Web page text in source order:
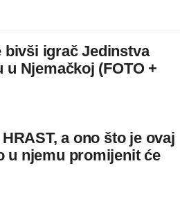
bivši igrač Jedinstva
Njemačkoj (FOTO +
a ono što je ovaj
u njemu promijenit će